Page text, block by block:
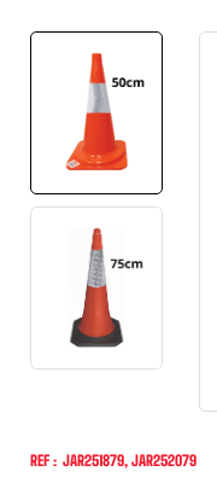
REF : JAR251879, JAR252079